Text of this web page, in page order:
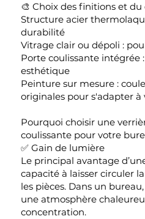
🎨 Choix des finitions et du
Structure acier
durabilité
Vitrage clair ou dépoli :
Porte coulissante intégrée
esthétique
Peinture sur mesure :
originales pour s'adapter
Pourquoi choisir une
coulissante pour votre
✅ Gain de lumière
Le principal avantage
capacité à laisser circuler
les pièces. Dans un
une atmosphère
concentration.